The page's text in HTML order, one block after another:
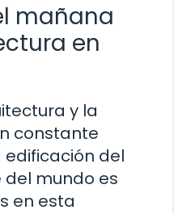
mañana
en
y la
constante
del
mundo es
en esta